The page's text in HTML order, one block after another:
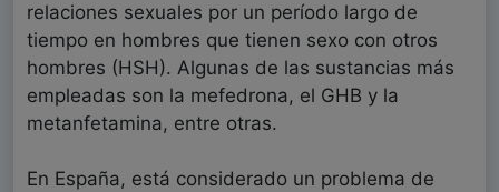
relaciones sexuales por un período largo de
tiempo en hombres que tienen sexo con otros
hombres (HSH). Algunas de las sustancias más
empleadas son la mefedrona, el GHB y la
metanfetamina, entre otras.
En España, está considerado un problema de